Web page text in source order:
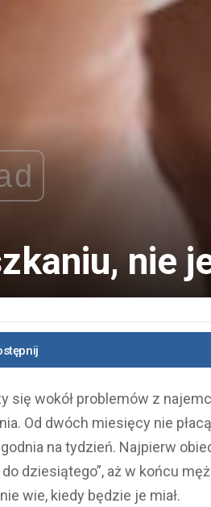
nie
się wokół problemów z
Od dwóch miesięcy nie płacą
na tydzień. Najpierw
do dziesiątego”, aż w końcu
wie, kiedy będzie je miał.